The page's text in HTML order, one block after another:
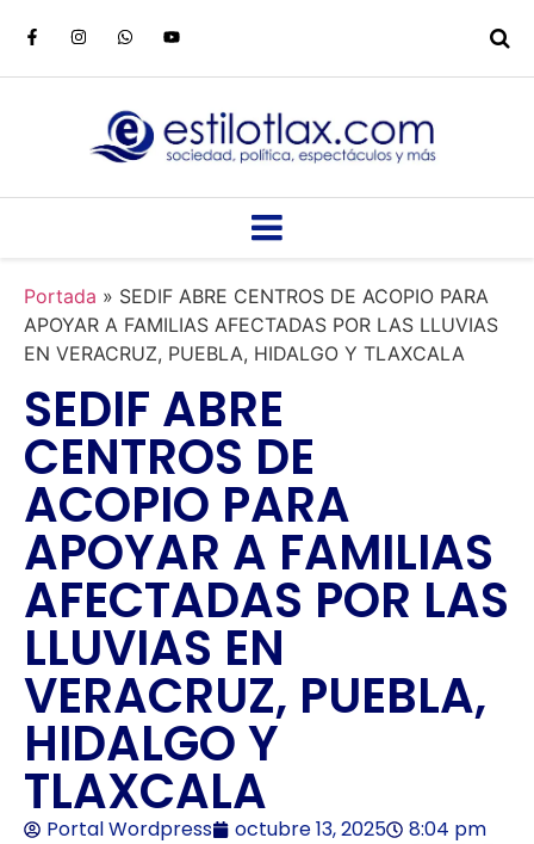
Portada » SEDIF ABRE CENTROS DE ACOPIO PARA
APOYAR A FAMILIAS AFECTADAS POR LAS LLUVIAS
EN VERACRUZ, PUEBLA, HIDALGO Y TLAXCALA
SEDIF ABRE
CENTROS DE
ACOPIO PARA
APOYAR A FAMILIAS
AFECTADAS POR LAS
LLUVIAS EN
VERACRUZ, PUEBLA,
HIDALGO Y
TLAXCALA
Portal Wordpress octubre 13, 2025 8:04 pm